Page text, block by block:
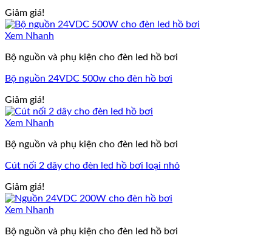
Giảm giá!
Xem Nhanh
Bộ nguồn và phụ kiện cho đèn led hồ bơi
Bộ nguồn 24VDC 500w cho đèn hồ bơi
Giảm giá!
Xem Nhanh
Bộ nguồn và phụ kiện cho đèn led hồ bơi
Cút nối 2 dây cho đèn led hồ bơi loại nhỏ
Giảm giá!
Xem Nhanh
Bộ nguồn và phụ kiện cho đèn led hồ bơi